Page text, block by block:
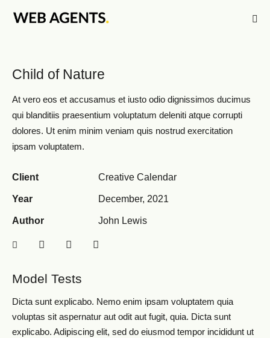
Child of Nature
Model Tests
Dicta sunt explicabo. Nemo enim ipsam voluptatem quia
voluptas sit aspernatur aut odit aut fugit, quia. Dicta sunt
explicabo. Adipiscing elit, sed do eiusmod tempor incididunt ut
At vero eos et accusamus et iusto odio dignissimos ducimus
qui blanditiis praesentium voluptatum deleniti atque corrupti
dolores. Ut enim minim veniam quis nostrud exercitation
ipsam voluptatem.
Client Creative Calendar
Year December, 2021
Author John Lewis